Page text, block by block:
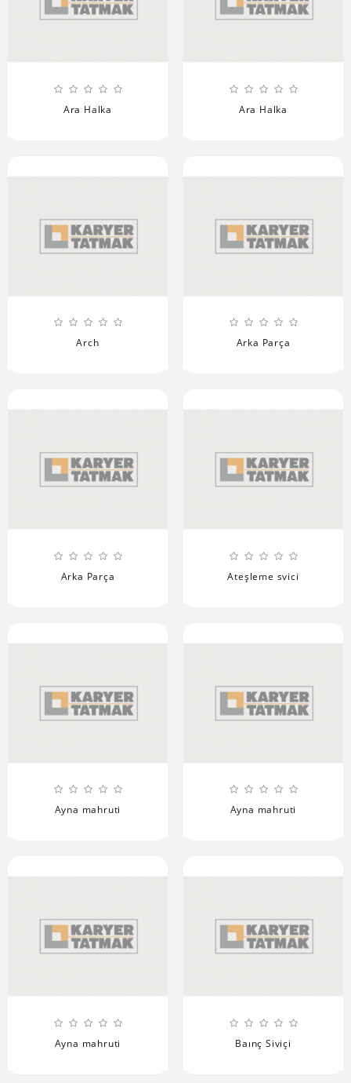
Ara Halka Ara Halka
Arch Arka Parça
Arka Parça Ateşleme svici
Ayna mahruti Ayna mahruti
Ayna mahruti Baınç Siviçi